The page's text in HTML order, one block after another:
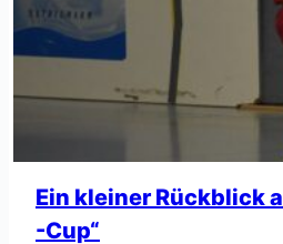
Ein kleiner Rückblick
-Cup“